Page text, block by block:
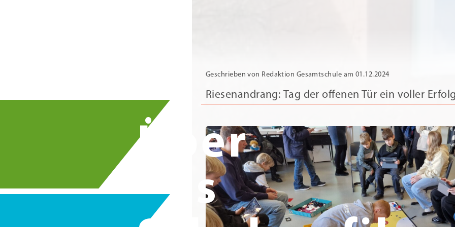
Über
uns
Geschrieben von Redaktion Gesamtschule am 01.12.2024
Riesenandrang: Tag der offenen Tür ein voller